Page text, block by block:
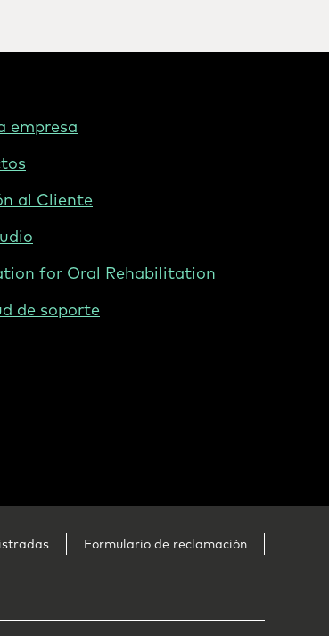
empresa
al Cliente
for Oral Rehabilitation
de soporte
Formulario de reclamación